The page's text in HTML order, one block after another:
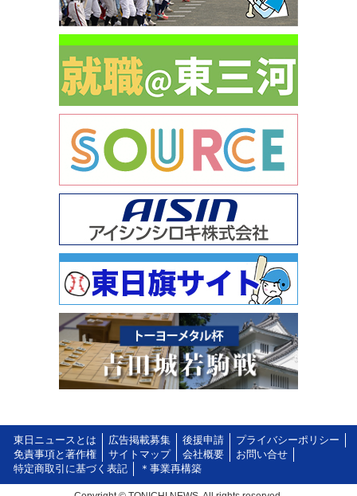
東日ニュースとは 広告掲載募集 後援申請
プライバシーポリシー
免責事項と著作権
サイトマップ 会社概要
お問い合せ
特定商取引に基づく表記
＊事業再構築